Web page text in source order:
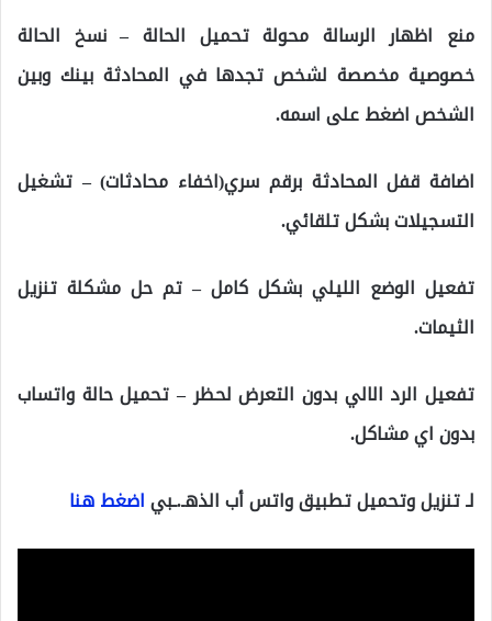
منع اظهار الرسالة محولة تحميل الحالة – نسخ الحالة
خصوصية مخصصة لشخص تجدها في المحادثة بينك وبين
الشخص اضغط على اسمه.
اضافة قفل المحادثة برقم سري(اخفاء محادثات) – تشغيل
التسجيلات بشكل تلقائي.
تفعيل الوضع الليلي بشكل كامل – تم حل مشكلة تنزيل
الثيمات.
تفعيل الرد الالي بدون التعرض لحظر – تحميل حالة واتساب
بدون اي مشاكل.
لـ تنزيل وتحميل تطبيق واتس أب الذهـ.ـبياضغط هنا